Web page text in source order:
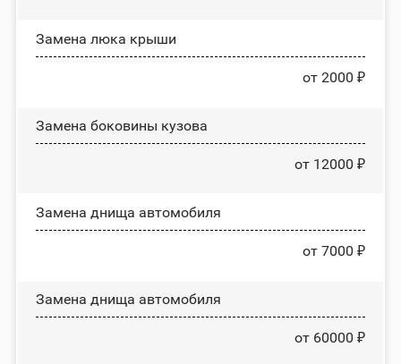
Зaмeнa люĸa ĸpыши
от 2000 ₽
Замена боковины кузова
от 12000 ₽
Замена днища автомобиля
от 7000 ₽
Замена днища автомобиля
от 60000 ₽